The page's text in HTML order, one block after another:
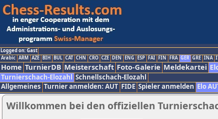
Logged on: Gast
Arabic ARM AZE BIH BUL CAT CHN CRO CZE DEN ENG ESP FAI FIN FRA GER GRE INA
Home TurnierDB Meisterschaft Foto-Galerie Meldekartei
Turnierschach-Elozahl Schnellschach-Elozahl
Allgemeines Turnier anmelden: AUT FIDE Spieler anmelden Elo
Willkommen bei den offiziellen